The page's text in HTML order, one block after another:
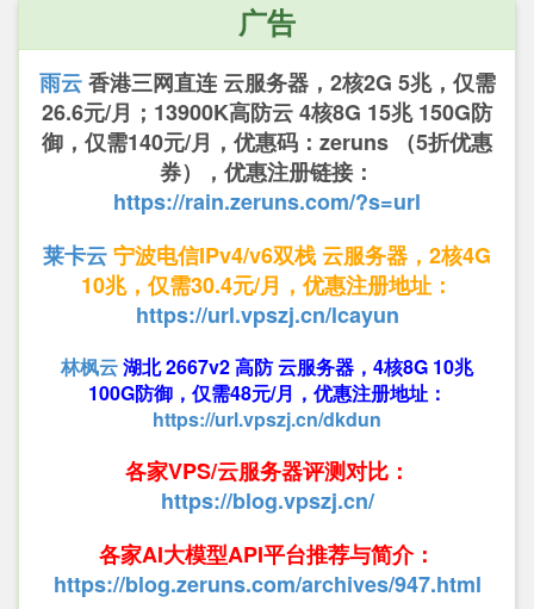
广告
雨云香港三网直连 云服务器，2核2G 5兆，仅需
26.6元/月；13900K高防云 4核8G 15兆 150G防
御，仅需140元/月，优惠码：zeruns （5折优惠
券），优惠注册链接：
https://rain.zeruns.com/?s=url
莱卡云宁波电信IPv4/v6双栈 云服务器，2核4G
10兆，仅需30.4元/月，优惠注册地址：
https://url.vpszj.cn/lcayun
林枫云湖北 2667v2 高防 云服务器，4核8G 10兆
100G防御，仅需48元/月，优惠注册地址：
https://url.vpszj.cn/dkdun
各家VPS/云服务器评测对比：
https://blog.vpszj.cn/
各家AI大模型API平台推荐与简介：
https://blog.zeruns.com/archives/947.html